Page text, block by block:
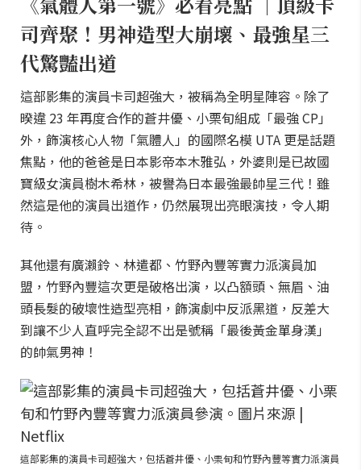
司齊聚！男神造型大崩壞、最強星三
代驚豔出道
這部影集的演員卡司超強大，被稱為全明星陣容。除了
暌違 23 年再度合作的蒼井優、小栗旬組成「最強 CP」
外，飾演核心人物「氣體人」的國際名模 UTA 更是話題
焦點，他的爸爸是日本影帝本木雅弘，外婆則是已故國
寶級女演員樹木希林，被譽為日本最強最帥星三代！雖
然這是他的演員出道作，仍然展現出亮眼演技，令人期
待。
其他還有廣瀨鈴、林遣都、竹野內豐等實力派演員加
盟，竹野內豐這次更是破格出演，以凸額頭、無眉、油
頭長髮的破壞性造型亮相，飾演劇中反派黑道，反差大
到讓不少人直呼完全認不出是號稱「最後黃金單身漢」
的帥氣男神！
這部影集的演員卡司超強大，包括蒼井優、小栗旬和竹野內豐等實力派演員